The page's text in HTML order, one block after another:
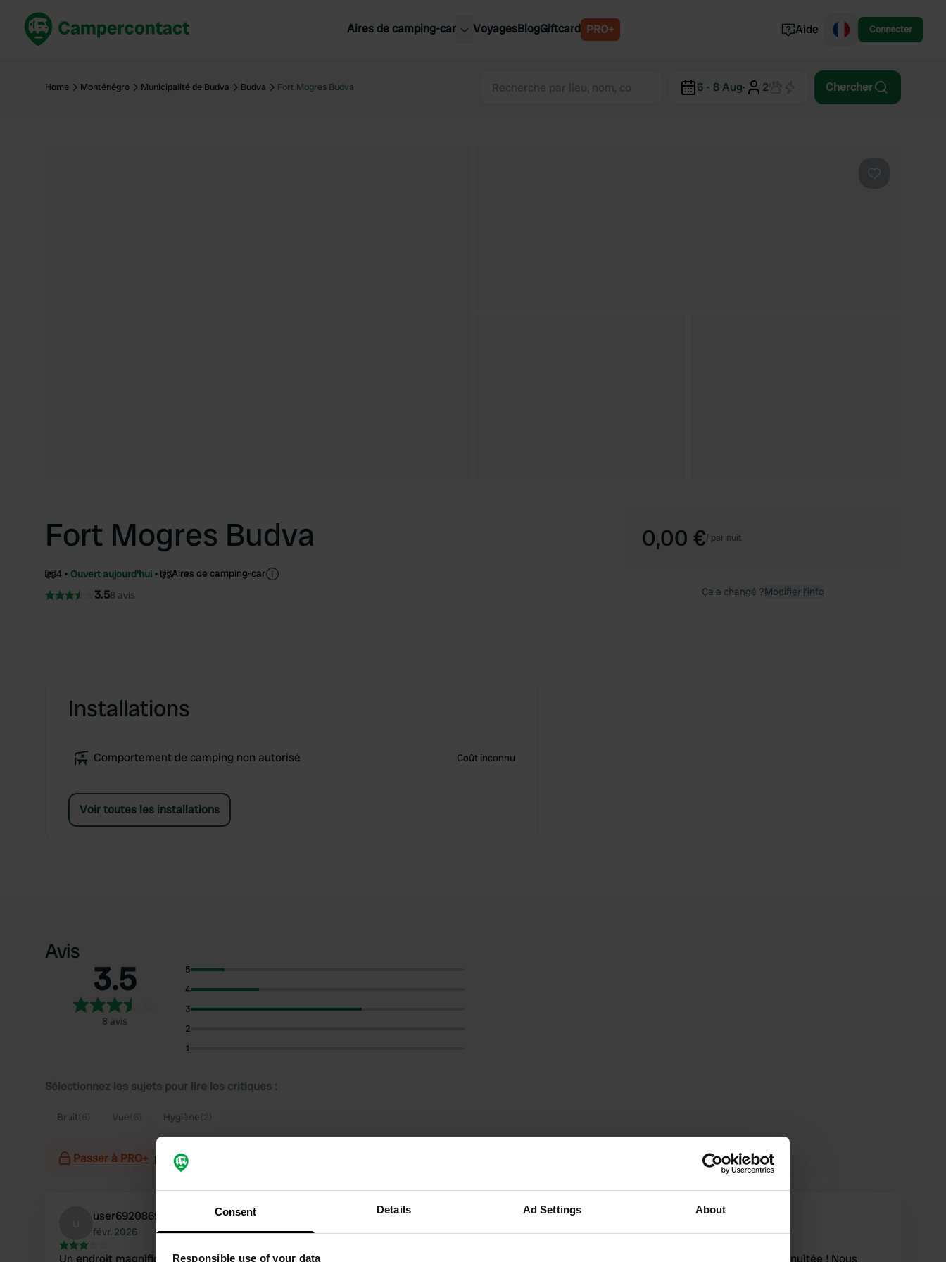
Consent Details Ad Settings About
Responsible use of your data
Aires de camping-car
France
France
Slovénie
VoyagesBlogGiftcard PRO+ Aide Connecter
Home Monténégro Municipalité de Budva Budva Fort Mogres Budva 6 - 8 Aug· 2 Chercher
Fort Mogres Budva
4 Ouvert aujourd'hui Aires de camping-car
3.58 avis
Installations
Comportement de camping non autorisé Coût inconnu
Voir toutes les installations
0,00 €/ par nuit
Ça a changé ?Modifier l’info
Avis
3.5
8 avis
5
4
3
2
1
Sélectionnez les sujets pour lire les critiques :
Bruit Vue Hygiène
Passer à PRO+ pour l'utilisation des filtres sur les avis
user692086933
févr. 2026
Un endroit magnifique où séjourner. Mais, en
Chris99
août 2025
Veelen
mai 2025
Endroit fantastique pour une nuitée ! Nous